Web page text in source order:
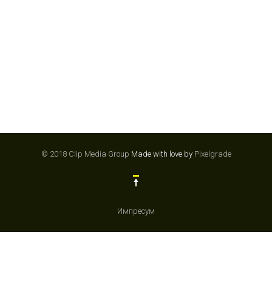
© 2018 Clip Media Group Made with love by Pixelgrade
Импресум